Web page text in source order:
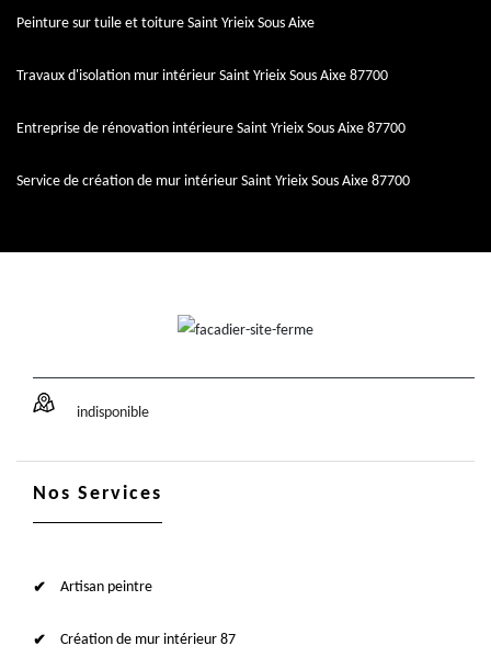
Peinture sur tuile et toiture Saint Yrieix Sous Aixe
Travaux d'isolation mur intérieur Saint Yrieix Sous Aixe 87700
Entreprise de rénovation intérieure Saint Yrieix Sous Aixe 87700
Service de création de mur intérieur Saint Yrieix Sous Aixe 87700
indisponible
Nos Services
Artisan peintre
Création de mur intérieur 87